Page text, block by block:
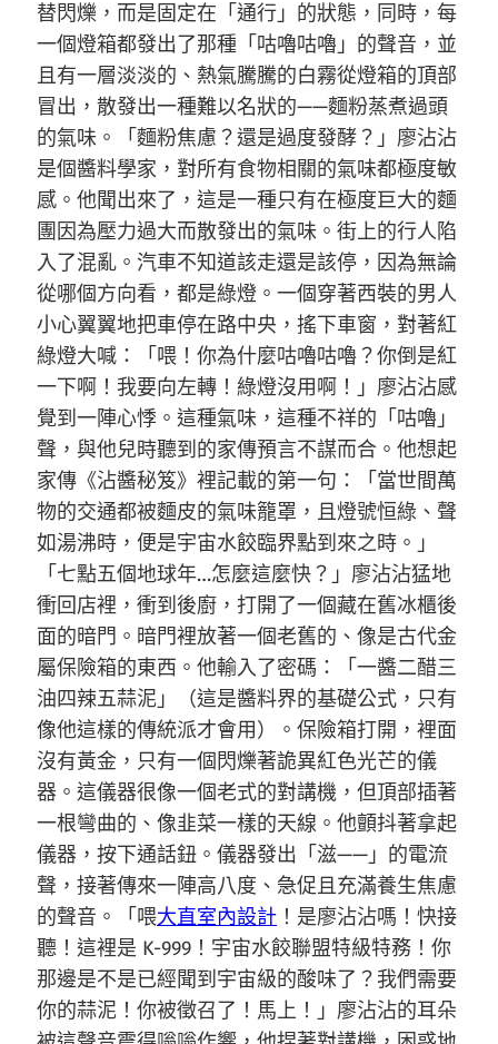
替閃爍，而是固定在「通行」的狀態，同時，每
一個燈箱都發出了那種「咕嚕咕嚕」的聲音，並
且有一層淡淡的、熱氣騰騰的白霧從燈箱的頂部
冒出，散發出一種難以名狀的——麵粉蒸煮過頭
的氣味。「麵粉焦慮？還是過度發酵？」廖沾沾
是個醬料學家，對所有食物相關的氣味都極度敏
感。他聞出來了，這是一種只有在極度巨大的麵
團因為壓力過大而散發出的氣味。街上的行人陷
入了混亂。汽車不知道該走還是該停，因為無論
從哪個方向看，都是綠燈。一個穿著西裝的男人
小心翼翼地把車停在路中央，搖下車窗，對著紅
綠燈大喊：「喂！你為什麼咕嚕咕嚕？你倒是紅
一下啊！我要向左轉！綠燈沒用啊！」廖沾沾感
覺到一陣心悸。這種氣味，這種不祥的「咕嚕」
聲，與他兒時聽到的家傳預言不謀而合。他想起
家傳《沾醬秘笈》裡記載的第一句：「當世間萬
物的交通都被麵皮的氣味籠罩，且燈號恒綠、聲
如湯沸時，便是宇宙水餃臨界點到來之時。」
「七點五個地球年…怎麼這麼快？」廖沾沾猛地
衝回店裡，衝到後廚，打開了一個藏在舊冰櫃後
面的暗門。暗門裡放著一個老舊的、像是古代金
屬保險箱的東西。他輸入了密碼：「一醬二醋三
油四辣五蒜泥」（這是醬料界的基礎公式，只有
像他這樣的傳統派才會用）。保險箱打開，裡面
沒有黃金，只有一個閃爍著詭異紅色光芒的儀
器。這儀器很像一個老式的對講機，但頂部插著
一根彎曲的、像韭菜一樣的天線。他顫抖著拿起
儀器，按下通話鈕。儀器發出「滋——」的電流
聲，接著傳來一陣高八度、急促且充滿養生焦慮
的聲音。「喂大直室內設計 ！是廖沾沾嗎！快接
聽！這裡是 K-999！宇宙水餃聯盟特級特務！你
那邊是不是已經聞到宇宙級的酸味了？我們需要
你的蒜泥！你被徵召了！馬上！」廖沾沾的耳朵